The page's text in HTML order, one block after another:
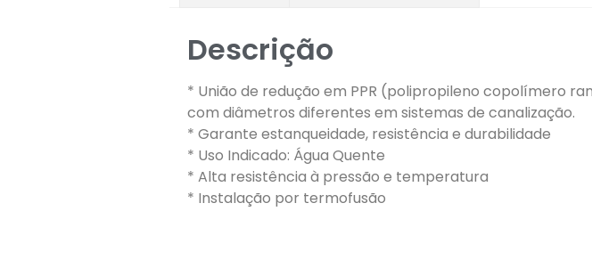
Descrição
* União de redução em PPR (polipropileno copolímero
com diâmetros diferentes em sistemas de canalização.
* Garante estanqueidade, resistência e durabilidade
* Uso Indicado: Água Quente
* Alta resistência à pressão e temperatura
* Instalação por termofusão